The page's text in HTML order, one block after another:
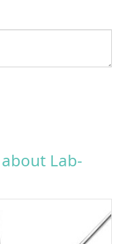
Lab-